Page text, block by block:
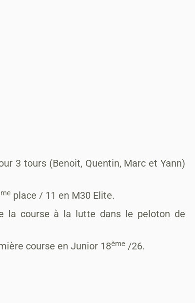
3 tours (Benoit, Quentin, Marc et Yann)
place / 11 en M30 Elite.
la course à la lutte dans le peloton de
course en Junior 18ème /26.